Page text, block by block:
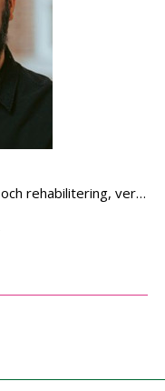
Verksamhetsområdeschef psykiatri och rehabilitering, verksamhetschef specialistpsykiatri